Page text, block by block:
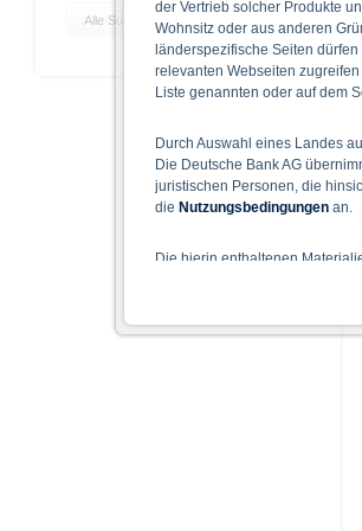
Alle Suchparameter zurücksetzen
der Vertrieb solcher Produkte
Wohnsitz oder aus anderen
länderspezifische Seiten
relevanten Webseiten
Liste genannten oder auf dem
Durch Auswahl eines Landes
Die Deutsche Bank AG
juristischen Personen, die
die Nutzungsbedingungen an.
Die hierin enthaltenen
Der Zugang zu auf diesen
Die in diesem Dokument
der Risiken sind den
entnehmen. Der
können diese Dokumente
nicht als Befürwortung der